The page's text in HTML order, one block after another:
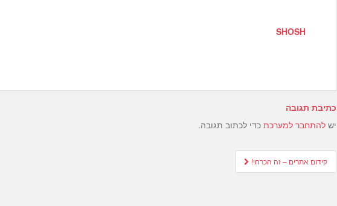
SHOSH
כתיבת תגובה
יש להתחבר למערכת כדי לכתוב תגובה.
Post
navigation
קידום אתרים – זה הכרחי!